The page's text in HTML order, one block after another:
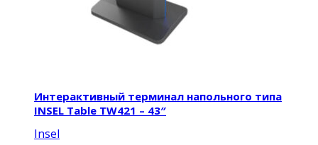
Интерактивный терминал напольного типа
INSEL Table TW421 – 43″
Insel